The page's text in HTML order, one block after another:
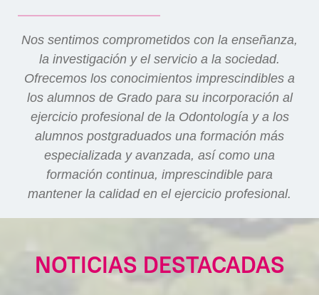
Nos sentimos comprometidos con la enseñanza,
la investigación y el servicio a la sociedad.
Ofrecemos los conocimientos imprescindibles a
los alumnos de Grado para su incorporación al
ejercicio profesional de la Odontología y a los
alumnos postgraduados una formación más
especializada y avanzada, así como una
formación continua, imprescindible para
mantener la calidad en el ejercicio profesional.
NOTICIAS DESTACADAS